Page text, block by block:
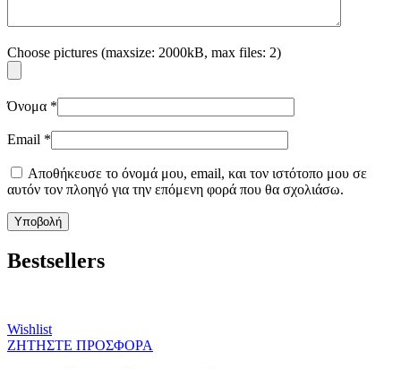
Choose pictures (maxsize: 2000kB, max files: 2)
Όνομα *
Email *
Αποθήκευσε το όνομά μου, email, και τον ιστότοπο μου σε
αυτόν τον πλοηγό για την επόμενη φορά που θα σχολιάσω.
Bestsellers
Wishlist
ΖΗΤΗΣΤΕ ΠΡΟΣΦΟΡΑ